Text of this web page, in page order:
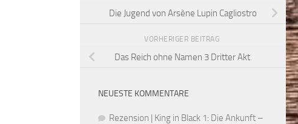
Die Jugend von Arsène Lupin Cagliostro
VORHERIGER BEITRAG
Das Reich ohne Namen 3 Dritter Akt
NEUESTE KOMMENTARE
Rezension | King in Black 1: Die Ankunft –